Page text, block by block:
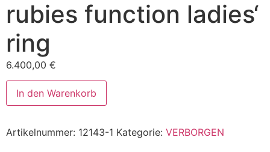
rubies function ladies‘
ring
6.400,00 €
Bucherer
gold
ring
with
In den Warenkorb
Artikelnummer: 12143-1 Kategorie: VERBORGEN